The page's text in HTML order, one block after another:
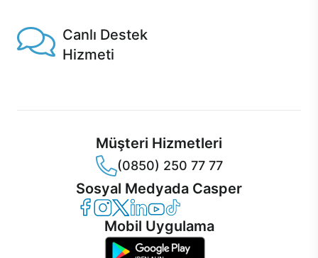
Canlı Destek
Hizmeti
Müşteri Hizmetleri
(0850) 250 77 77
Sosyal Medyada Casper
Casper Facebook
Casper Instagram
Casper Twitter
Casper LinkedIn
Casper YouTube
Casper TikTok
Mobil Uygulama